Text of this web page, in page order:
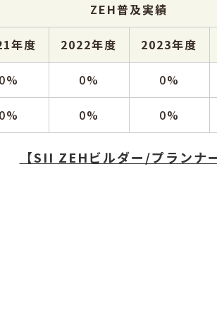
ZEH普及実績
年度 2022年度 2023年度
0% 0%
0% 0%
【SII ZEHビルダー/プランナ